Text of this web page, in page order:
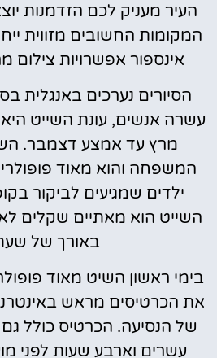
העיר מעניק לכם הזדמנות
המקומות החשובים מזווית
אינספור אפשרויות צילום
הסיורים נערכים באנגלית
עשרה אנשים, עונת השייט
מרץ עד אמצע דצמבר.
המשפחה והוא מאוד
ילדים שמגיעים לביקור
השייט הוא מאתיים שקלים
באורך של
בימי ראשון השיט מאוד
את הכרטיסים מראש
של הנסיעה. הכרטיס כולל
עשרים וארבע שעות לפני